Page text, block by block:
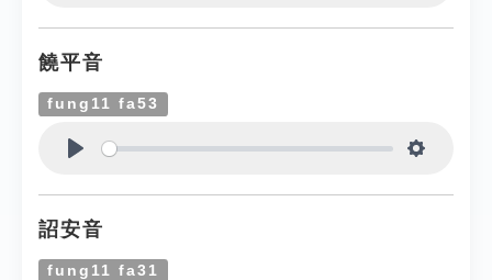
饒平音
fung11 fa53
詔安音
fung11 fa31